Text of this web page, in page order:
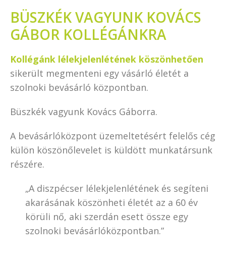
BÜSZKÉK VAGYUNK KOVÁCS
GÁBOR KOLLÉGÁNKRA
Kollégánk lélekjelenlétének köszönhetően
sikerült megmenteni egy vásárló életét a
szolnoki bevásárló központban.
Büszkék vagyunk Kovács Gáborra.
A bevásárlóközpont üzemeltetésért felelős cég
külön köszönőlevelet is küldött munkatársunk
részére.
„A diszpécser lélekjelenlétének és segíteni
akarásának köszönheti életét az a 60 év
körüli nő, aki szerdán esett össze egy
szolnoki bevásárlóközpontban.”